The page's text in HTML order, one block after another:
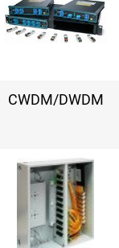
CWDM/DWDM